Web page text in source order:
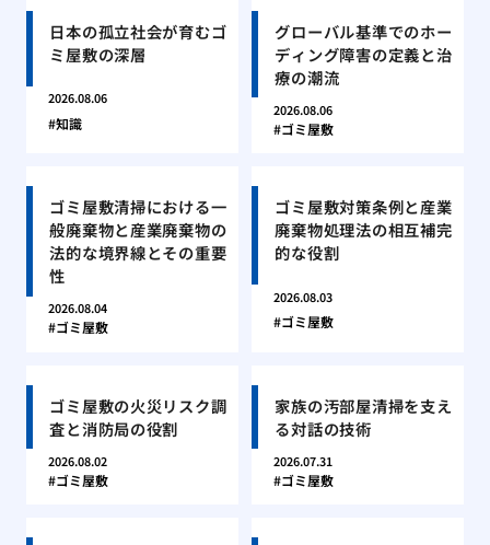
日本の孤立社会が育むゴ
ミ屋敷の深層
2026.08.06
知識
グローバル基準でのホー
ディング障害の定義と治
療の潮流
2026.08.06
ゴミ屋敷
ゴミ屋敷清掃における一
般廃棄物と産業廃棄物の
法的な境界線とその重要
性
2026.08.04
ゴミ屋敷
ゴミ屋敷対策条例と産業
廃棄物処理法の相互補完
的な役割
2026.08.03
ゴミ屋敷
ゴミ屋敷の火災リスク調
査と消防局の役割
2026.08.02
ゴミ屋敷
家族の汚部屋清掃を支え
る対話の技術
2026.07.31
ゴミ屋敷